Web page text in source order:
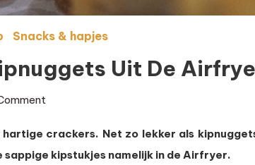
Snacks & hapjes
Uit De
kipnuggets
uit
crackers. Net zo lekker als
sappige kipstukjes namelijk in de Airfryer.